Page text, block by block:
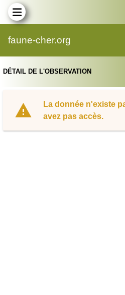
faune-cher.org
DÉTAIL DE L'OBSERVATION
La donnée n'existe
avez pas accès.